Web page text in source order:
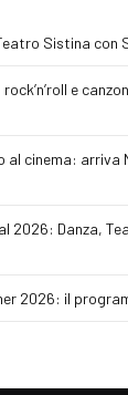
Sistina con
e
al cinema: arriva
2026: Danza,
2026: il